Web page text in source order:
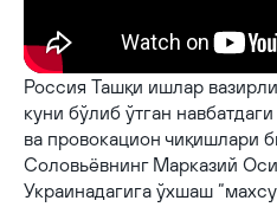
Россия Ташқи ишлар
куни бўлиб ўтган
ва провокацион чиқишлари
Соловьёвнинг Марказий
Украинадагига ўхшаш